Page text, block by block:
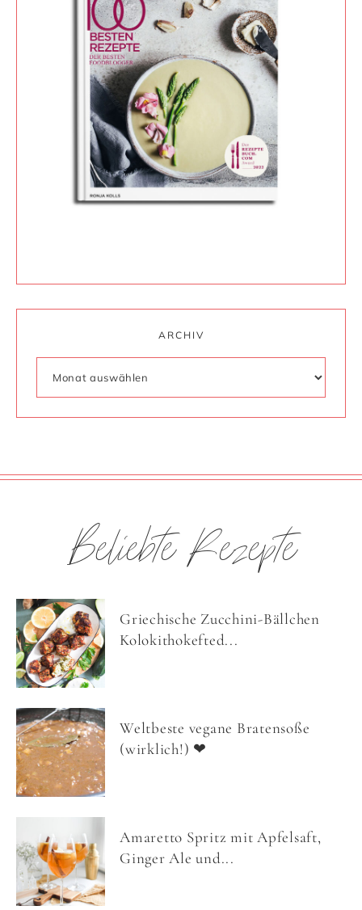
ARCHIV
Beliebte Rezepte
Griechische Zucchini-Bällchen
Kolokithokefted...
Weltbeste vegane Bratensoße
(wirklich!) ❤
Amaretto Spritz mit Apfelsaft,
Ginger Ale und...